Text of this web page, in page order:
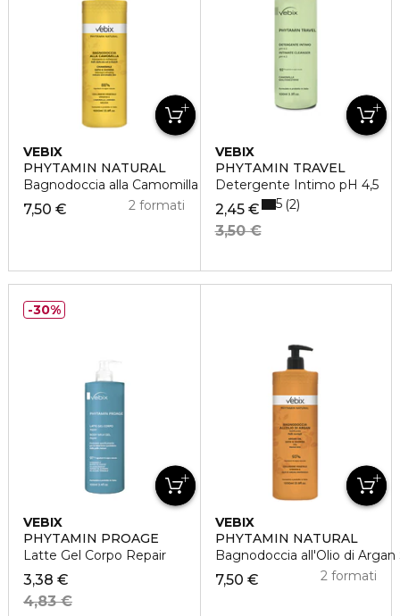
VEBIX
PHYTAMIN NATURAL
Bagnodoccia alla Camomilla Rilassante e Rinfrescante
7,50 € 2 formati
VEBIX
PHYTAMIN TRAVEL
Detergente Intimo pH 4,5
2,45 €
3,50 €
5 2
VEBIX
PHYTAMIN PROAGE
Latte Gel Corpo Repair
3,38 €
4,83 €
30%
VEBIX
PHYTAMIN NATURAL
Bagnodoccia all'Olio di
7,50 € 2 formati